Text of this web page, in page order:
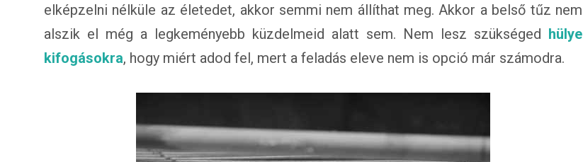
elképzelni nélküle az életedet, akkor semmi nem állíthat meg. Akkor a belső tűz nem
alszik el még a legkeményebb küzdelmeid alatt sem. Nem lesz szükséged hülye
kifogásokra, hogy miért adod fel, mert a feladás eleve nem is opció már számodra.